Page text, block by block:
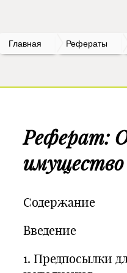
Главная Рефераты
Реферат:
Содержание
Введение
1. Предпосылки